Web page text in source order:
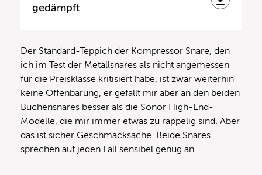
gedämpft
Der Standard-Teppich der Kompressor Snare, den
ich im Test der Metallsnares als nicht angemessen
für die Preisklasse kritisiert habe, ist zwar weiterhin
keine Offenbarung, er gefällt mir aber an den beiden
Buchensnares besser als die Sonor High-End-
Modelle, die mir immer etwas zu rappelig sind. Aber
das ist sicher Geschmacksache. Beide Snares
sprechen auf jeden Fall sensibel genug an.